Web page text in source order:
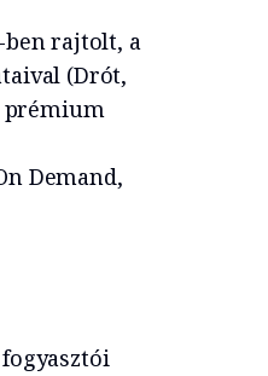
ben rajtolt, a
(Drót,
prémium
Demand,